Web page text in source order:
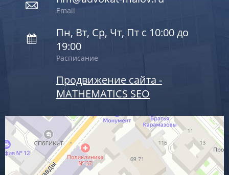
Email
Пн, Вт, Ср, Чт, Пт с 10:00 до
19:00
Расписание
Продвижение сайта -
MATHEMATICS SEO